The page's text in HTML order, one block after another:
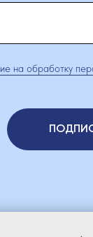
на обработку